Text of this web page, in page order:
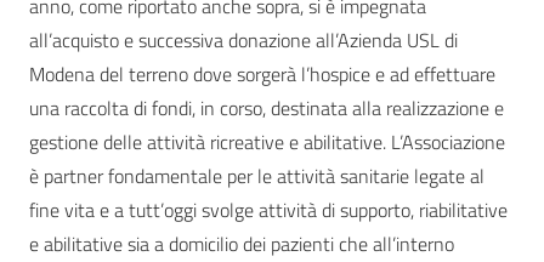
anno, come riportato anche sopra, si è impegnata
all’acquisto e successiva donazione all’Azienda USL di
Modena del terreno dove sorgerà l’hospice e ad effettuare
una raccolta di fondi, in corso, destinata alla realizzazione e
gestione delle attività ricreative e abilitative. L’Associazione
è partner fondamentale per le attività sanitarie legate al
fine vita e a tutt’oggi svolge attività di supporto, riabilitative
e abilitative sia a domicilio dei pazienti che all’interno